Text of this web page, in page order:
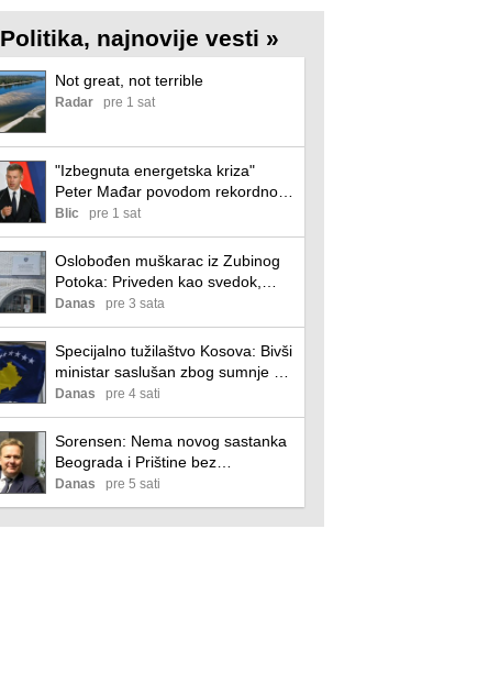
Politika, najnovije vesti »
Not great, not terrible
Radar pre 1 sat
"Izbegnuta energetska kriza"
Peter Mađar povodom rekordno
niskog vodostaja Dunava:
Oprezno smo optimistični
Blic pre 1 sat
Oslobođen muškarac iz Zubinog
Potoka: Priveden kao svedok,
protiv njega pokrenut postupak
zbog lažnog iskaza
Danas pre 3 sata
Specijalno tužilaštvo Kosova: Bivši
ministar saslušan zbog sumnje na
zloupotrebu službenog položaja
Danas pre 4 sati
Sorensen: Nema novog sastanka
Beograda i Prištine bez
spremnosti za dogovor
Danas pre 5 sati